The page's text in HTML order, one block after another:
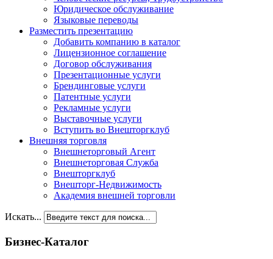
Юридическое обслуживание
Языковые переводы
Разместить презентацию
Добавить компанию в каталог
Лицензионное соглашение
Договор обслуживания
Презентационные услуги
Брендинговые услуги
Патентные услуги
Рекламные услуги
Выставочные услуги
Вступить во Внешторгклуб
Внешняя торговля
Внешнеторговый Агент
Внешнеторговая Служба
Внешторгклуб
Внешторг-Недвижимость
Академия внешней торговли
Искать...
Бизнес-Каталог